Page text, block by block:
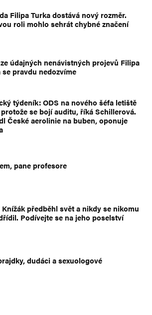
Filipa Turka dostává nový rozměr.
roli mohlo sehrát chybné značení
údajných nenávistných projevů Filipa
se pravdu nedozvíme
týdeník: ODS na nového šéfa letiště
se bojí auditu, říká Schillerová.
České aerolinie na buben, oponuje
pane profesore
Knížák předběhl svět a nikdy se nikomu
Podívejte se na jeho poselství
dudáci a sexuologové